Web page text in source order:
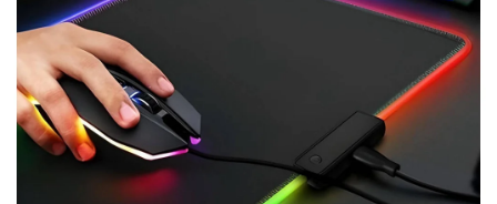
Kontakty Doprava a platba
Vrácení a reklamace
Obchodní podmínky
Podmínky ochrany osobních údajů
Moje objednávka